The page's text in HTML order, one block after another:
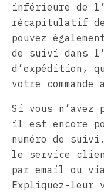
inférieure de
récapitulatif de
pouvez
de suivi dans
d’expédition,
votre
Si vous n’avez
il est encore
numéro de
le service
par email ou
Expliquez-leur